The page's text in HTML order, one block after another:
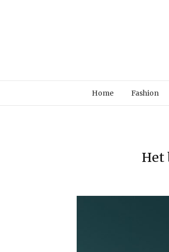
Home Fashion
Het